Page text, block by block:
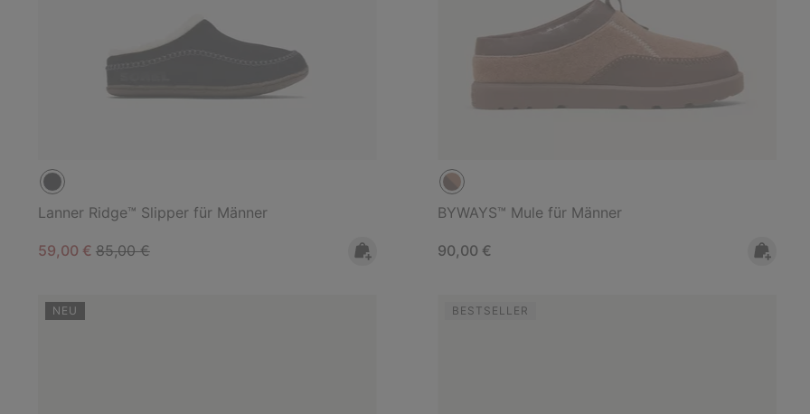
Lanner Ridge™ Slipper für Männer
Sale price:
59,00 € Regular price:
85,00 €
BYWAYS™ Mule für Männer
Regular price:
90,00 €
NEU BESTSELLER